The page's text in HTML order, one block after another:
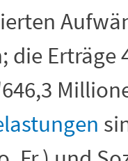
die Erträge